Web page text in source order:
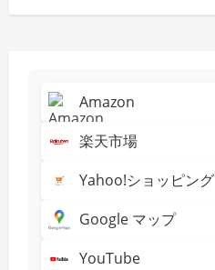
Amazon
楽天市場
Yahoo!ショッピング
Google マップ
YouTube